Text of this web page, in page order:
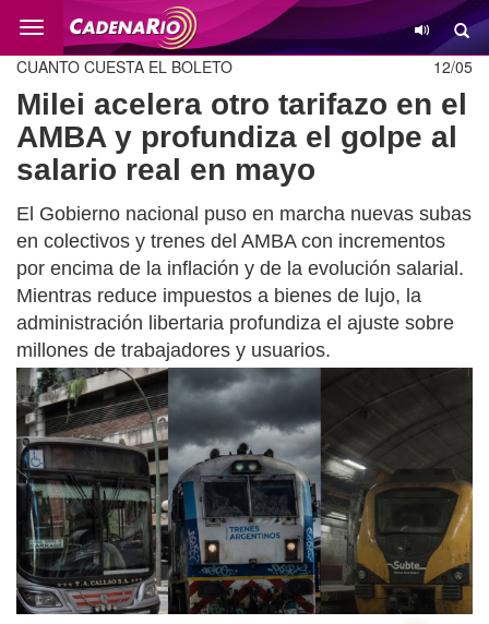
Cambio
12/05
CUANTO CUESTA EL BOLETO
Milei acelera otro tarifazo en el
AMBA y profundiza el golpe al
salario real en mayo
El Gobierno nacional puso en marcha nuevas subas
en colectivos y trenes del AMBA con incrementos
por encima de la inflación y de la evolución salarial.
Mientras reduce impuestos a bienes de lujo, la
administración libertaria profundiza el ajuste sobre
millones de trabajadores y usuarios.